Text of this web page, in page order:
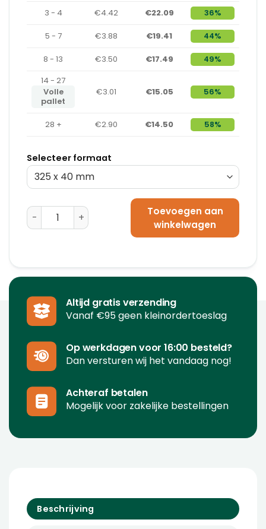
3 - 4 €4.42 €22.09 36%
5 - 7 €3.88 €19.41 44%
8 - 13 €3.50 €17.49
49%
14 - 27
Volle
pallet
€3.01 €15.05 56%
28 + €2.90 €14.50 58%
Selecteer formaat
Ronde Kokers (1230 x 100 mm) aantal
Toevoegen aan
winkelwagen
Altijd gratis verzending
Vanaf €95 geen kleinordertoeslag
Op werkdagen voor 16:00 besteld?
Dan versturen wij het vandaag nog!
Achteraf betalen
Mogelijk voor zakelijke bestellingen
Beschrijving